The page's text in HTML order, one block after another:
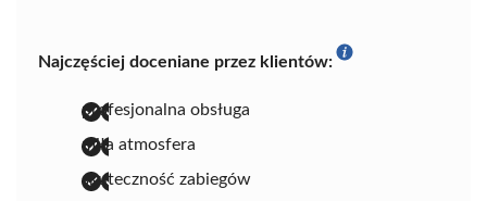
Najczęściej doceniane przez klientów:
profesjonalna obsługa
miła atmosfera
skuteczność zabiegów